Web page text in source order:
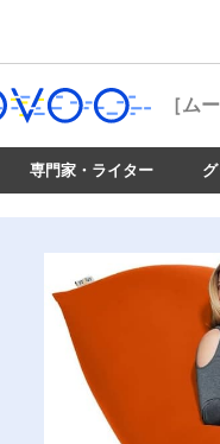
［ム
専門家・ライター